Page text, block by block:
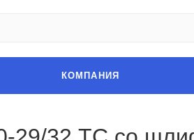
КОМПАНИЯ